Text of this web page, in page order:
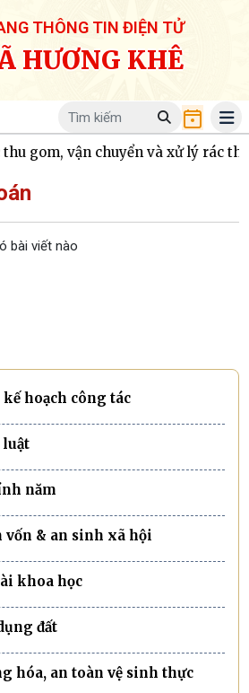
THÔNG TIN ĐIỆN TỬ
HƯƠNG KHÊ
gom, vận chuyển và xử lý rác thải
bài viết nào
hoạch công tác
luật
năm
vốn & an sinh xã hội
khoa học
đất
hóa, an toàn vệ sinh thực